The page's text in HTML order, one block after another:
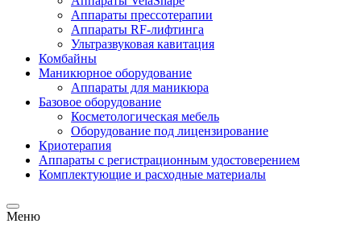
Аппараты прессотерапии
Аппараты RF-лифтинга
Ультразвуковая кавитация
Комбайны
Маникюрное оборудование
Аппараты для маникюра
Базовое оборудование
Косметологическая мебель
Оборудование под лицензирование
Криотерапия
Аппараты c регистрационным удостоверением
Комплектующие и расходные материалы
Меню